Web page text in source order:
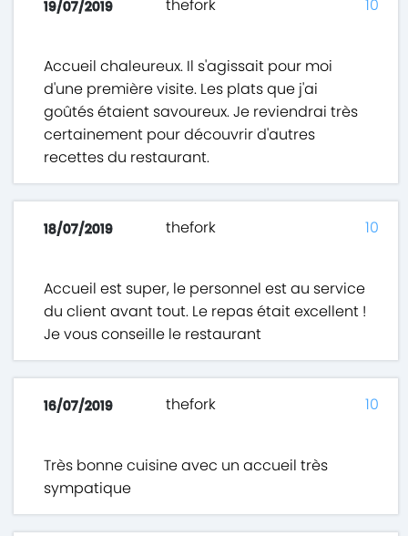
19/07/2019 thefork
Accueil chaleureux. Il s'agissait pour moi
d'une première visite. Les plats que j'ai
goûtés étaient savoureux. Je reviendrai très
certainement pour découvrir d'autres
recettes du restaurant.
10
18/07/2019 thefork
Accueil est super, le personnel est au service
du client avant tout. Le repas était excellent !
Je vous conseille le restaurant
10
16/07/2019 thefork
Très bonne cuisine avec un accueil très
sympatique
10